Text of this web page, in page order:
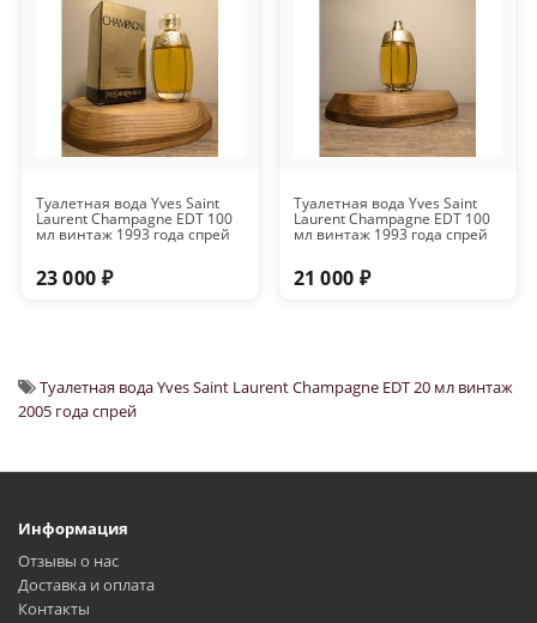
Туалетная вода Yves Saint
Laurent Champagne EDT 100
мл винтаж 1993 года спрей
23 000 ₽
Туалетная вода Yves Saint
Laurent Champagne EDT 100
мл винтаж 1993 года спрей
21 000 ₽
Туалетная вода Yves Saint Laurent Champagne EDT 20 мл винтаж
2005 года спрей
Информация
Отзывы о нас
Доставка и оплата
Контакты